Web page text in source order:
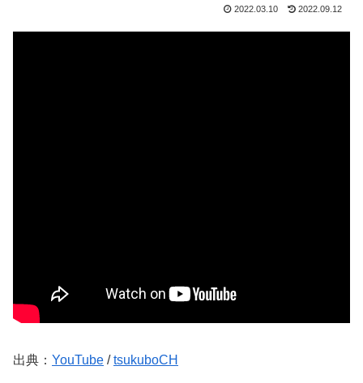
2022.03.10 2022.09.12
出典： YouTube /tsukuboCH